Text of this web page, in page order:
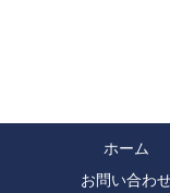
ホーム
お問い合わ